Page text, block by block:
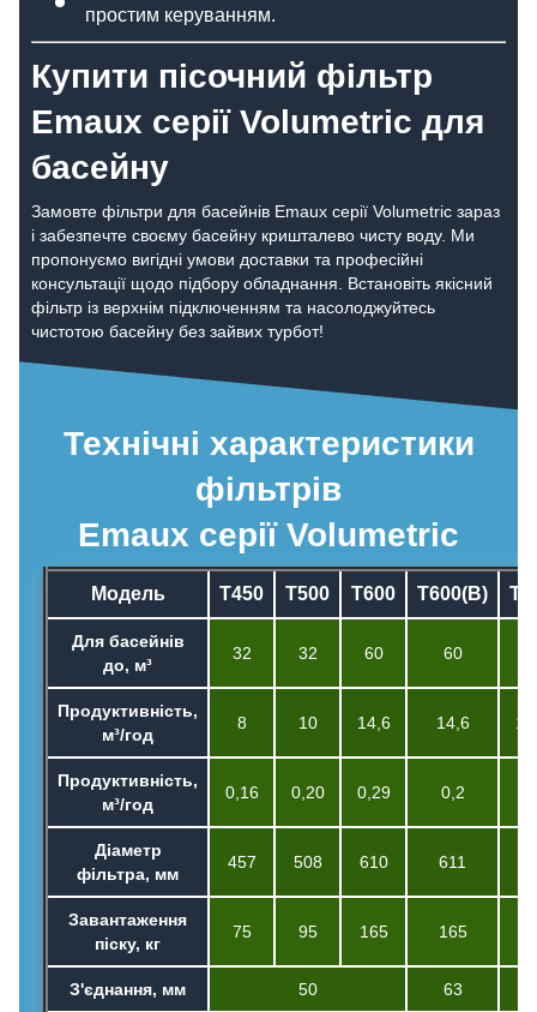
простим керуванням.
Купити пісочний фільтр
Emaux серії Volumetric для
басейну
Замовте фільтри для басейнів Emaux серії Volumetric зараз
і забезпечте своєму басейну кришталево чисту воду. Ми
пропонуємо вигідні умови доставки та професійні
консультації щодо підбору обладнання. Встановіть якісний
фільтр із верхнім підключенням та насолоджуйтесь
чистотою басейну без зайвих турбот!
Технічні характеристики
фільтрів
Emaux серії Volumetric
Модель T450 T500 T600 T600(B)
Для басейнів
до, м³
32 32 60 60
Продуктивність,
м³/год
8 10 14,6 14,6
Продуктивність,
м³/год
0,16 0,20 0,29 0,2
Діаметр
фільтра, мм
457 508 610 611
Завантаження
піску, кг
75 95 165 165
З'єднання, мм 50 63